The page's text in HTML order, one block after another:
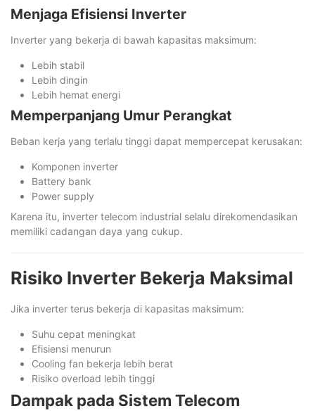
Menjaga Efisiensi Inverter
Inverter yang bekerja di bawah kapasitas maksimum:
Lebih stabil
Lebih dingin
Lebih hemat energi
Memperpanjang Umur Perangkat
Beban kerja yang terlalu tinggi dapat mempercepat kerusakan:
Komponen inverter
Battery bank
Power supply
Karena itu, inverter telecom industrial selalu direkomendasikan
memiliki cadangan daya yang cukup.
Risiko Inverter Bekerja Maksimal
Jika inverter terus bekerja di kapasitas maksimum:
Suhu cepat meningkat
Efisiensi menurun
Cooling fan bekerja lebih berat
Risiko overload lebih tinggi
Dampak pada Sistem Telecom